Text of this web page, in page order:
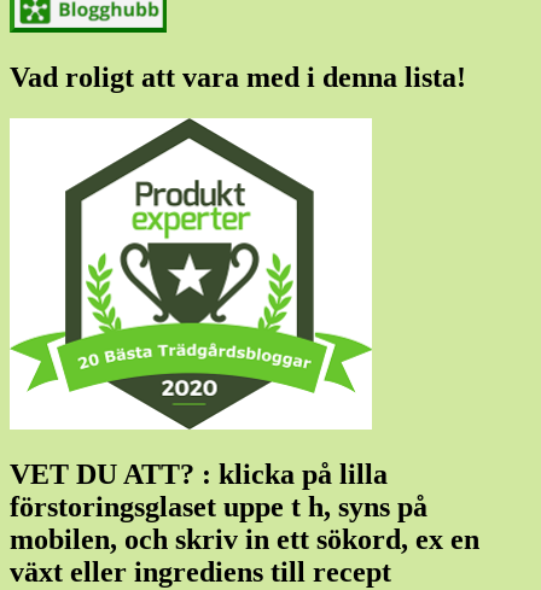
Vad roligt att vara med i denna lista!
VET DU ATT? : klicka på lilla
förstoringsglaset uppe t h, syns på
mobilen, och skriv in ett sökord, ex en
växt eller ingrediens till recept